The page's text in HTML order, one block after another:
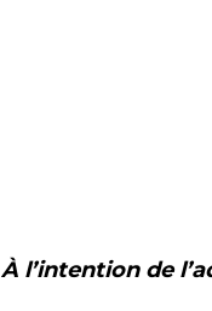
À l’intention de